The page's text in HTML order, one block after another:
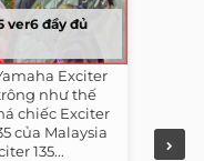
ver6 đầy đủ
Exciter
trông như thế
chiếc Exciter
của Malaysia
135...